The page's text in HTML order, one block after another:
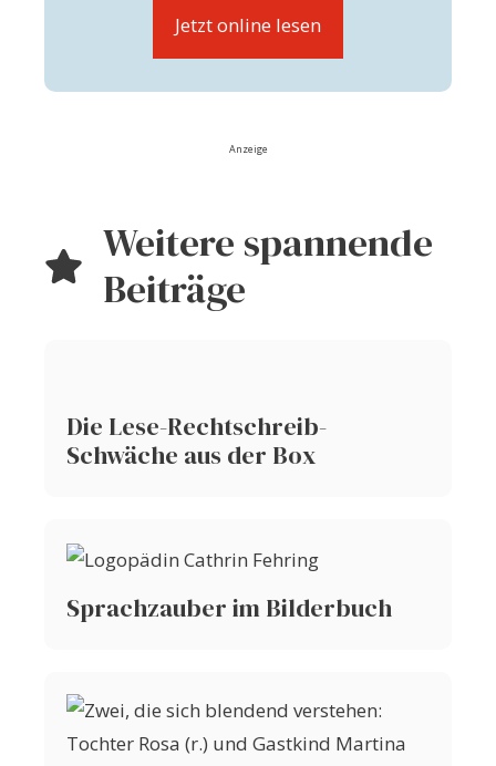
Jetzt online lesen
Anzeige
Weitere spannende
Beiträge
Die Lese-Rechtschreib-
Schwäche aus der Box
Sprachzauber im Bilderbuch